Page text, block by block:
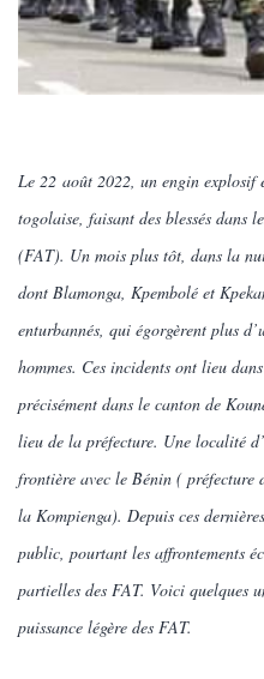
Le 22 août 2022, un engin explosif
togolaise, faisant des blessés dans
(FAT). Un mois plus tôt, dans la
dont Blamonga, Kpembolé et
enturbannés, qui égorgèrent plus
hommes. Ces incidents ont lieu
précisément dans le canton de
lieu de la préfecture. Une localité
frontière avec le Bénin (
la Kompienga). Depuis ces
public, pourtant les affrontements
partielles des FAT. Voici quelques
puissance légère des FAT.